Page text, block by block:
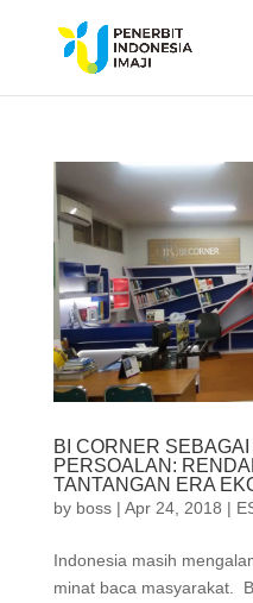
BI CORNER
PERSOALAN:
TANTANGAN ERA
by boss| Apr 24, 2018 |
Indonesia masih
minat baca masyarakat.